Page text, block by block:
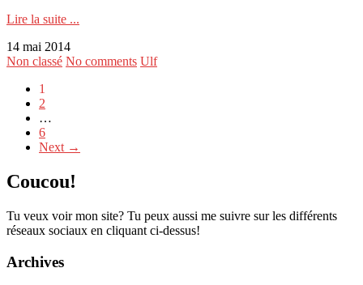
Lire la suite ...
14 mai 2014
Non classé No comments Ulf
1
2
…
6
Next →
Coucou!
Tu veux voir mon site? Tu peux aussi me suivre sur les différents
réseaux sociaux en cliquant ci-dessus!
Archives